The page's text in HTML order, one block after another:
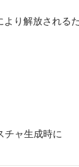
り解放される
チャ生成時に